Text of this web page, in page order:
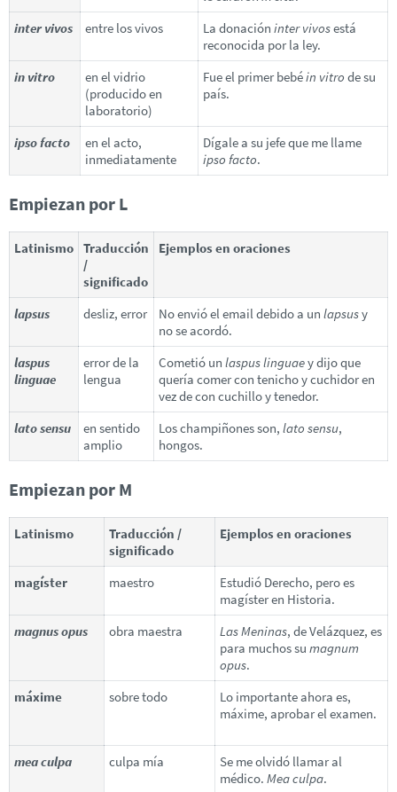
inter vivos
entre los vivos La donación inter vivosestá
reconocida por la ley.
in vitro
en el vidrio
(producido en
laboratorio)
Fue el primer bebéin vitro de su
país.
ipso facto
en el acto,
inmediatamente
Dígale a su jefe que me llame
ipso facto.
Empiezan por L
Latinismo Traducción
/
significado
Ejemplos en oraciones
lapsus desliz, error No envió el email debido a un lapsusy
no se acordó.
laspus
linguae
error de la
lengua
Cometió un laspus linguaey dijo que
quería comer con tenicho y cuchidor en
vez de con cuchillo y tenedor.
lato sensu
en sentido
amplio
Los champiñones son, lato sensu,
hongos.
Empiezan por M
Latinismo
Traducción /
significado
Ejemplos en oraciones
magíster maestro
Estudió Derecho, pero es
magíster en Historia.
magnus opus
obra maestra Las Meninas, de Velázquez, es
para muchos su magnum
opus.
máxime
sobre todo
Lo importante ahora es,
máxime, aprobar el examen.
mea culpa culpa mía
Se me olvidó llamar al
médico. Mea culpa.